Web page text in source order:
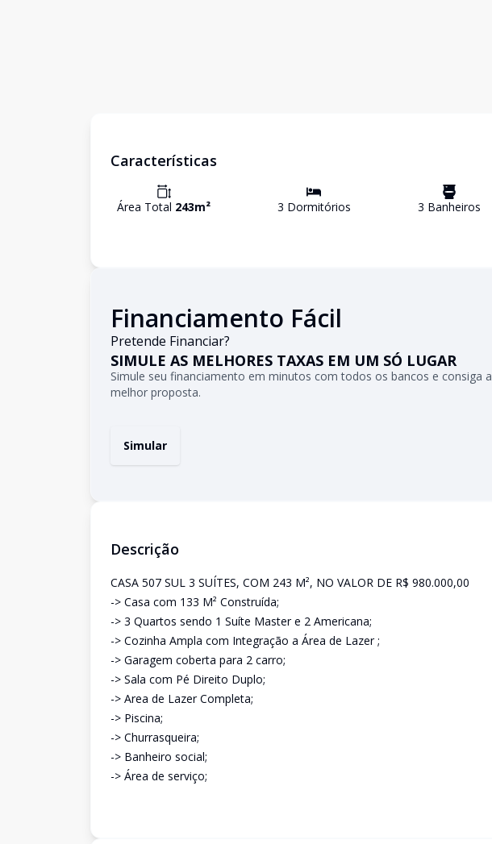
Características
Área Total 243m² 3 Dormitórios 3 Banheiros
Financiamento Fácil
Pretende Financiar?
SIMULE AS MELHORES TAXAS EM UM SÓ LUGAR
Simule seu financiamento em minutos com todos os bancos e consiga a
melhor proposta.
Simular
Descrição
CASA 507 SUL 3 SUÍTES, COM 243 M², NO VALOR DE R$ 980.000,00
-> Casa com 133 M² Construída;
-> 3 Quartos sendo 1 Suíte Master e 2 Americana;
-> Cozinha Ampla com Integração a Área de Lazer ;
-> Garagem coberta para 2 carro;
-> Sala com Pé Direito Duplo;
-> Area de Lazer Completa;
-> Piscina;
-> Churrasqueira;
-> Banheiro social;
-> Área de serviço;